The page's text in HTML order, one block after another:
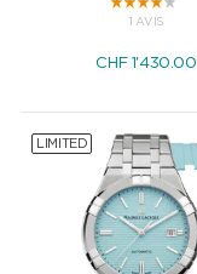
1 AVIS
CHF 1'430.00
LIMITED